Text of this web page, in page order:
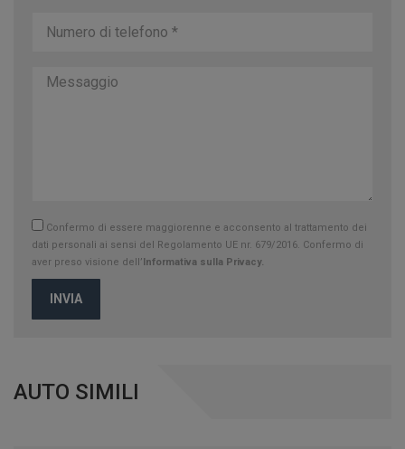
Confermo di essere maggiorenne e acconsento al trattamento dei
dati personali ai sensi del Regolamento UE nr. 679/2016. Confermo di
aver preso visione dell’Informativa sulla Privacy.
INVIA
AUTO SIMILI